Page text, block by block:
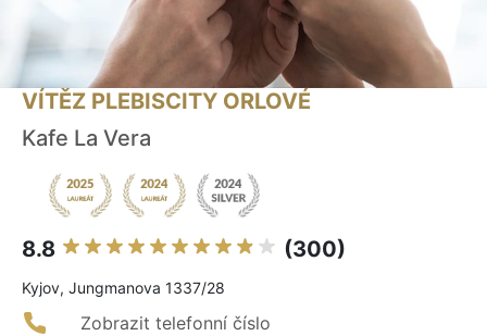
VÍTĚZ PLEBISCITY ORLOVÉ
Kafe La Vera
8.8 (300)
Kyjov, Jungmanova 1337/28
Zobrazit telefonní číslo